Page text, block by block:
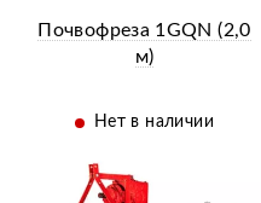
Почвофреза 1GQN (2,0
м)
Нет в наличии